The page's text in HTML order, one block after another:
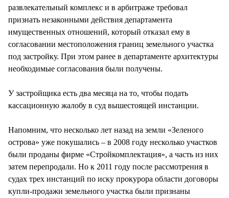
развлекательный комплекс и в арбитраже требовал
признать незаконными действия департамента
имущественных отношений, который отказал ему в
согласовании местоположения границ земельного участка
под застройку. При этом ранее в департаменте архитектуры
необходимые согласования были получены.
У застройщика есть два месяца на то, чтобы подать
кассационную жалобу в суд вышестоящей инстанции.
Напомним, что несколько лет назад на земли «Зеленого
острова» уже покушались – в 2008 году несколько участков
были проданы фирме «Стройкомплектация», а часть из них
затем перепродали. Но к 2011 году после рассмотрения в
судах трех инстанций по иску прокурора области договоры
купли-продажи земельного участка были признаны